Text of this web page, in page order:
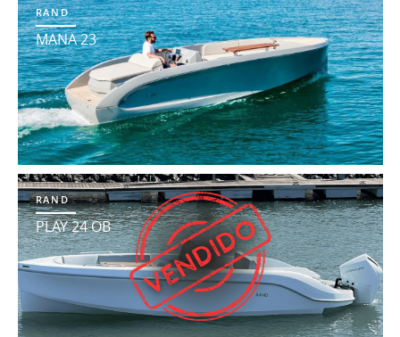
RAND
MANA 23
RAND
PLAY 24 OB